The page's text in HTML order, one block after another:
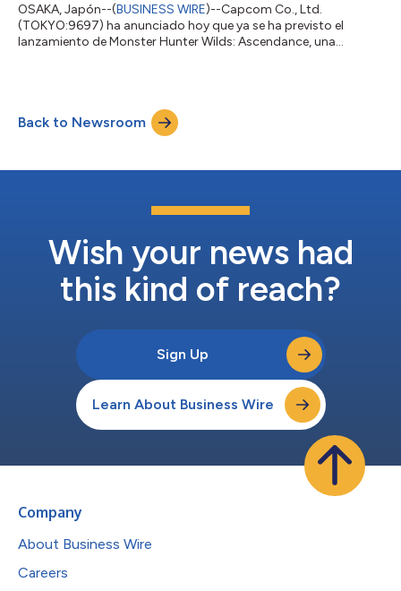
OSAKA, Japón--(BUSINESS WIRE)--Capcom Co., Ltd.
(TOKYO:9697) ha anunciado hoy que ya se ha previsto el
lanzamiento de Monster Hunter Wilds: Ascendance, una
en febrero de 2025. Se trata de una continuación de la historia
del juego principal, que profundizará aún más en la experiencia
de juego con nuevos contenidos, entre ello...
Back to Newsroom
Wish your news had
this kind of reach?
Sign Up
Learn About Business Wire
Company
About Business Wire
Careers